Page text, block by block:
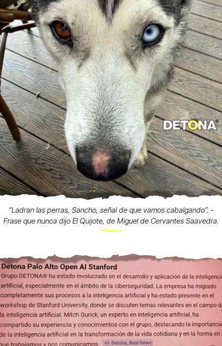
“Ladran las perras, Sancho, señal de que vamos cabalgando”. -
Frase que nunca dijo El Quijote, de Miguel de Cervantes Saavedra.